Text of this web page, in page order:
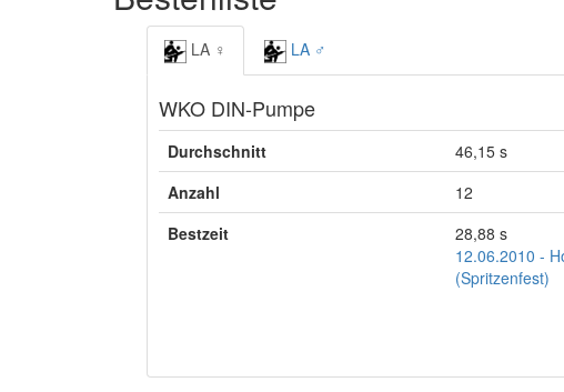
LA ♀ LA ♂
WKO DIN-Pumpe
Durchschnitt
46,15 s
Anzahl
12
Bestzeit
28,88 s
12.06.2010 -
(Spritzenfest)